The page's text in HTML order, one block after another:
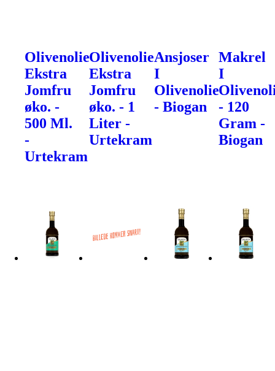
Olivenolie
Ekstra
Jomfru
øko. -
500 Ml.
-
Urtekram
Olivenolie
Ekstra
Jomfru
øko. - 1
Liter -
Urtekram
Ansjoser
I
Olivenolie
- Biogan
Makrel
I
- 120
Gram -
Biogan